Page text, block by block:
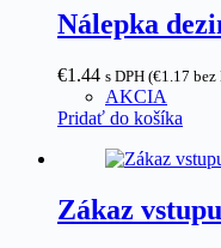
Nálepka
€1.44 s DPH (€1.17 bez
AKCIA
Pridať do košíka
Zákaz